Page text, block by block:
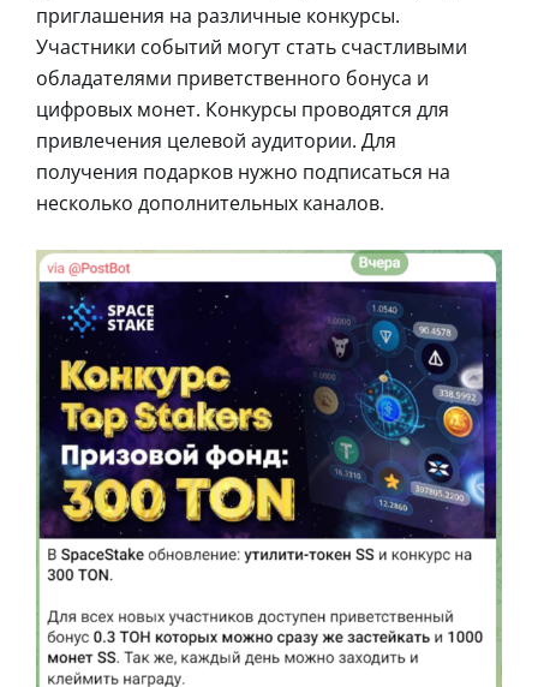
приглашения на различные конкурсы.
Участники событий могут стать счастливыми
обладателями приветственного бонуса и
цифровых монет. Конкурсы проводятся для
привлечения целевой аудитории. Для
получения подарков нужно подписаться на
несколько дополнительных каналов.